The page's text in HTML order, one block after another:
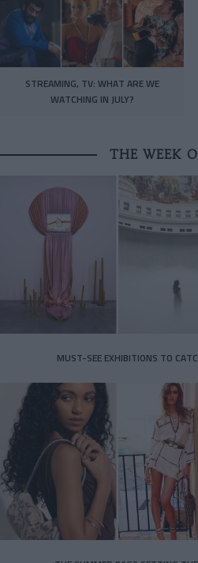
STREAMING, TV: WHAT ARE WE
WATCHING IN JULY?
THE WEEK
MUST-SEE EXHIBITIONS TO